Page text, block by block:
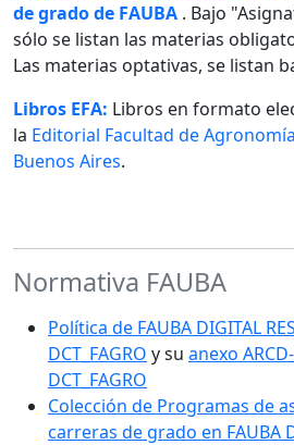
de grado de FAUBA . Bajo
sólo se listan las materias
Las materias optativas, se listan
Libros EFA: Libros en formato
la Editorial Facultad de
Buenos Aires.
Normativa FAUBA
Política de FAUBA DIGITAL
DCT_FAGRO y su anexo
DCT_FAGRO
Colección de Programas de
carreras de grado en FAUBA